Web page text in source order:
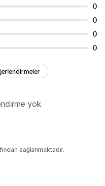
0
0
0
0
yok
sağlanmaktadır.